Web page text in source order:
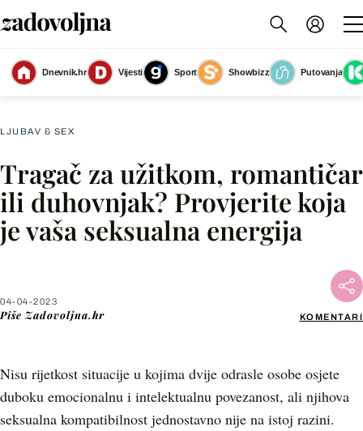
Dnevnik.hr Vijesti Sport Showbizz
Putovanja
Slika nije dostupna
LJUBAV & SEX
Tragač za užitkom, romantičar
ili duhovnjak? Provjerite koja
je vaša seksualna energija
04-04-2023
Piše Zadovoljna.hr KOMENTARI
Nisu rijetkost situacije u kojima dvije odrasle osobe osjete
duboku emocionalnu i intelektualnu povezanost, ali njihova
seksualna kompatibilnost jednostavno nije na istoj razini.
Facebook
X